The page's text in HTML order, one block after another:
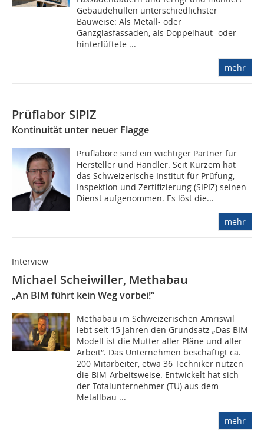
Gebäudehüllen unterschiedlichster
Bauweise: Als Metall- oder
Ganzglasfassaden, als Doppelhaut- oder
hinterlüftete ...
mehr
Prüflabor SIPIZ
Kontinuität unter neuer Flagge
Prüflabore sind ein wichtiger Partner für
Hersteller und Händler. Seit Kurzem hat
das Schweizerische Institut für Prüfung,
Inspektion und Zertifizierung (SIPIZ) seinen
Dienst aufgenommen. Es löst die...
mehr
Interview
Michael Scheiwiller, Methabau
„An BIM führt kein Weg vorbei!“
Methabau im Schweizerischen Amriswil
lebt seit 15 Jahren den Grundsatz „Das BIM-
Modell ist die Mutter aller Pläne und aller
Arbeit“. Das Unternehmen beschäftigt ca.
200 Mitarbeiter, etwa 36 Techniker nutzen
die BIM-Arbeitsweise. Entwickelt hat sich
der Totalunternehmer (TU) aus dem
Metallbau ...
mehr